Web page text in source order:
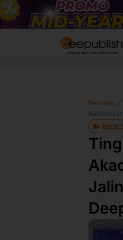
Lewati
ke
konten
Beranda
Kerja